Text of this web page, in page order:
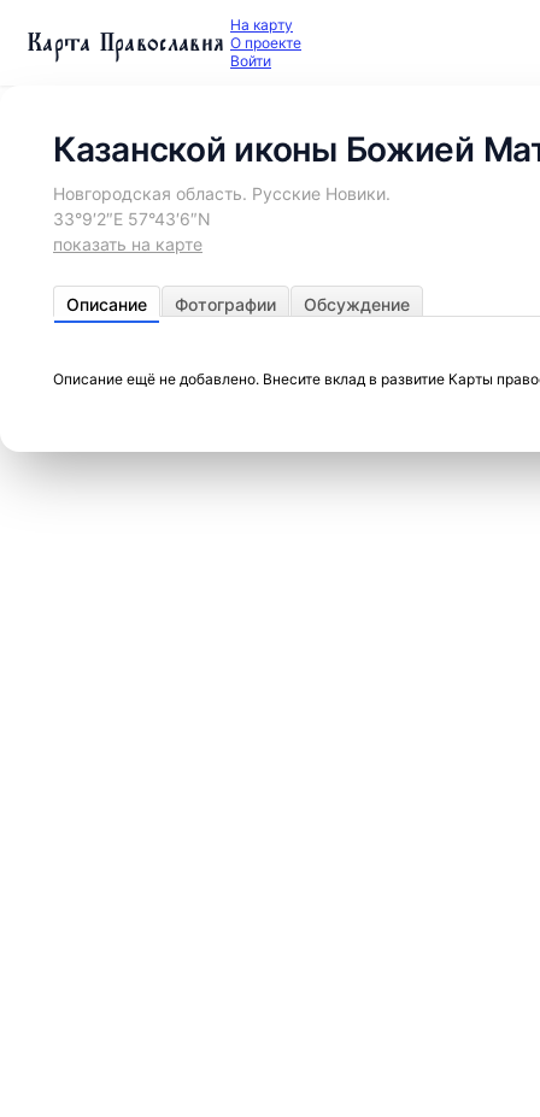
Карта Православия На карту
О проекте
Войти
Казанской иконы Божией
Новгородская область. Русские Новики.
33°9′2″E 57°43′6″N
показать на карте
Описание Фотографии Обсуждение
Описание ещё не добавлено. Внесите вклад в развитие Карты